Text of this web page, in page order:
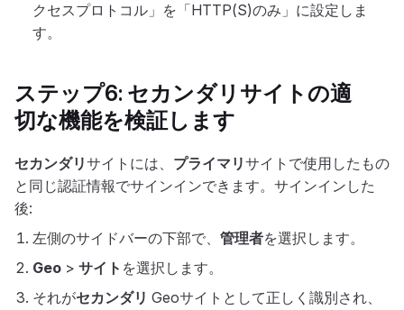
クセスプロトコル」を「HTTP(S)のみ」に設定しま
す。
ステップ6: セカンダリ サイトの適
切な機能を検証します
セカンダリサイトには、 プライマリサイトで使用したもの
と同じ認証情報でサインインできます。サインインした
後:
左側のサイドバーの下部で、 管理者を選択します。
Geo > サイト を選択します。
それがセカンダリ Geoサイトとして正しく識別され、